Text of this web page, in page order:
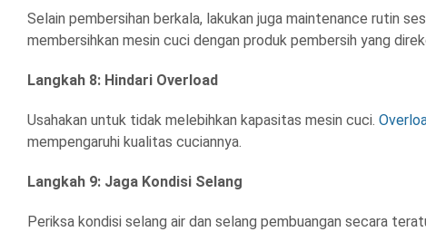
Selain pembersihan berkala, lakukan juga maintenance rutin
membersihkan mesin cuci dengan produk pembersih yang
Langkah 8: Hindari Overload
Usahakan untuk tidak melebihkan kapasitas mesin cuci.
mempengaruhi kualitas cuciannya.
Langkah 9: Jaga Kondisi Selang
Periksa kondisi selang air dan selang pembuangan secara